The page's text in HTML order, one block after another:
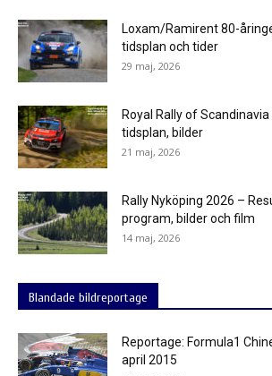
Loxam/Ramirent 80-
tidsplan och tider
29 maj, 2026
Royal Rally of
tidsplan, bilder
21 maj, 2026
Rally Nyköping 2026 –
program, bilder och film
14 maj, 2026
Blandade bildreportage
Reportage: Formula1
april 2015